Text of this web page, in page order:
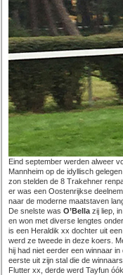
Eind september werden alweer
Mannheim op de idyllisch
zon stelden de 8 Trakehner
er was een Oostenrijkse
naar de moderne maatstaven
De snelste was O’Bella zij liep,
en won met diverse lengtes
is een Heraldik xx dochter uit
werd ze tweede in deze koers.
hij had niet eerder een winnaar
eerste uit zijn stal die de
Flutter xx, derde werd Tayfun